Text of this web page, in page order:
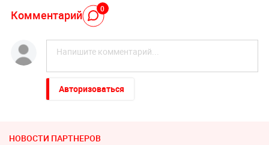
Комментарий 0
Авторизоваться
НОВОСТИ ПАРТНЕРОВ